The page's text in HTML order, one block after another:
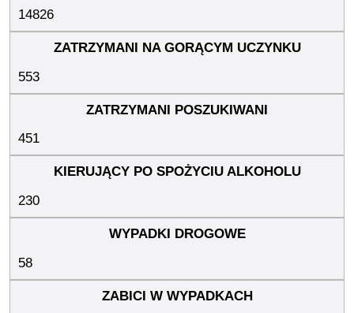
14826
553
451
230
58